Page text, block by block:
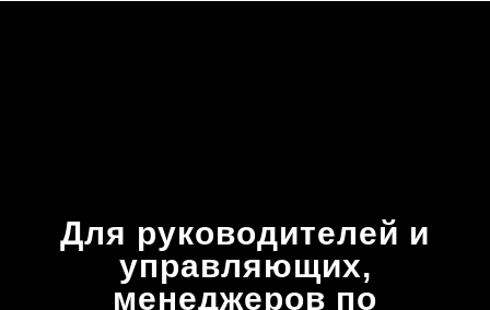
Для руководителей и
управляющих,
менеджеров по